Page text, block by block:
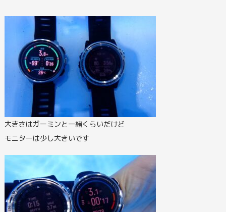
大きさはガーミンと一緒くらいだけど
モニターは少し大きいです